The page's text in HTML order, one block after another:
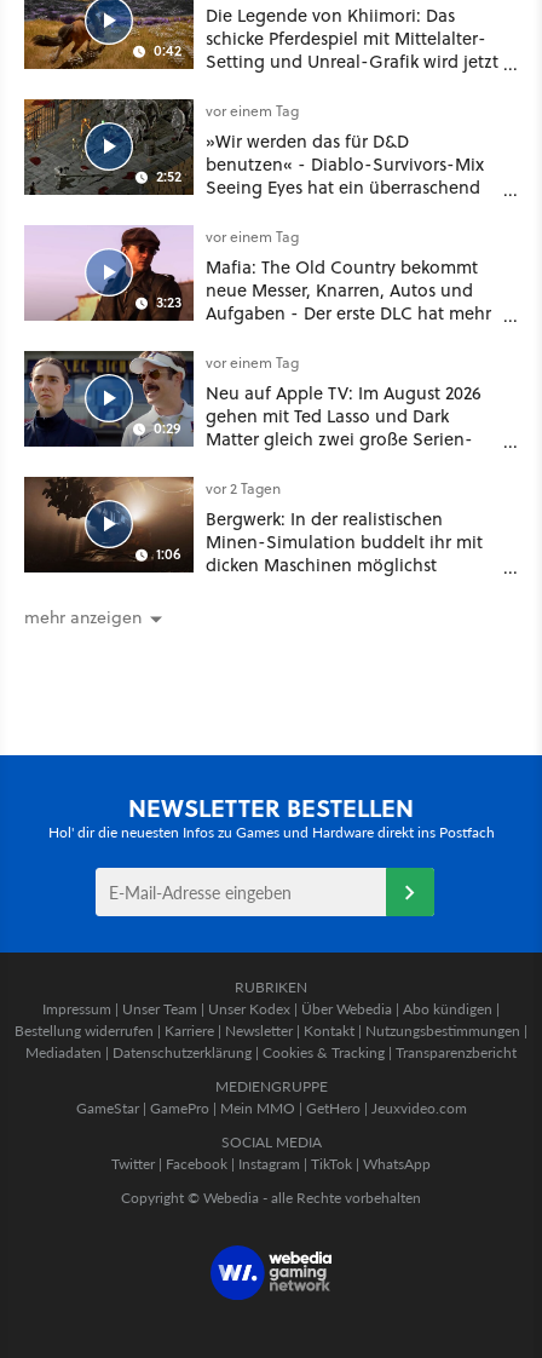
0:42
Die Legende von Khiimori: Das
schicke Pferdespiel mit Mittelalter-
Setting und Unreal-Grafik wird jetzt
2:52
vor einem Tag
»Wir werden das für D&D
benutzen« - Diablo-Survivors-Mix
Seeing Eyes hat ein überraschend
3:23
vor einem Tag
Mafia: The Old Country bekommt
neue Messer, Knarren, Autos und
Aufgaben - Der erste DLC hat mehr
0:29
vor einem Tag
Neu auf Apple TV: Im August 2026
gehen mit Ted Lasso und Dark
Matter gleich zwei große Serien-
1:06
vor 2 Tagen
Bergwerk: In der realistischen
Minen-Simulation buddelt ihr mit
dicken Maschinen möglichst
mehr anzeigen
NEWSLETTER BESTELLEN
Hol' dir die neuesten Infos zu Games und Hardware direkt ins Postfach
RUBRIKEN
Impressum | Unser Team | Unser Kodex | Über Webedia | Abo kündigen |
Bestellung widerrufen | Karriere | Newsletter | Kontakt | Nutzungsbestimmungen |
Mediadaten | Datenschutzerklärung | Cookies & Tracking | Transparenzbericht
MEDIENGRUPPE
GameStar| GamePro | Mein MMO | GetHero | Jeuxvideo.com
SOCIAL MEDIA
Twitter | Facebook | Instagram | TikTok | WhatsApp
Copyright © Webedia - alle Rechte vorbehalten